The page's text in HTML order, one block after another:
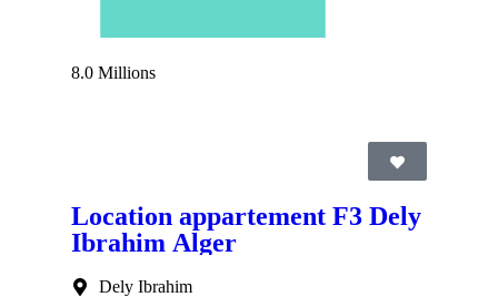
8.0 Millions
Location appartement F3 Dely
Ibrahim Alger
Dely Ibrahim